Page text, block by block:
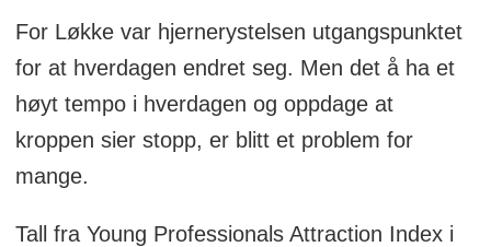
For Løkke var hjernerystelsen utgangspunktet
for at hverdagen endret seg. Men det å ha et
høyt tempo i hverdagen og oppdage at
kroppen sier stopp, er blitt et problem for
mange.
Tall fra Young Professionals Attraction Index i